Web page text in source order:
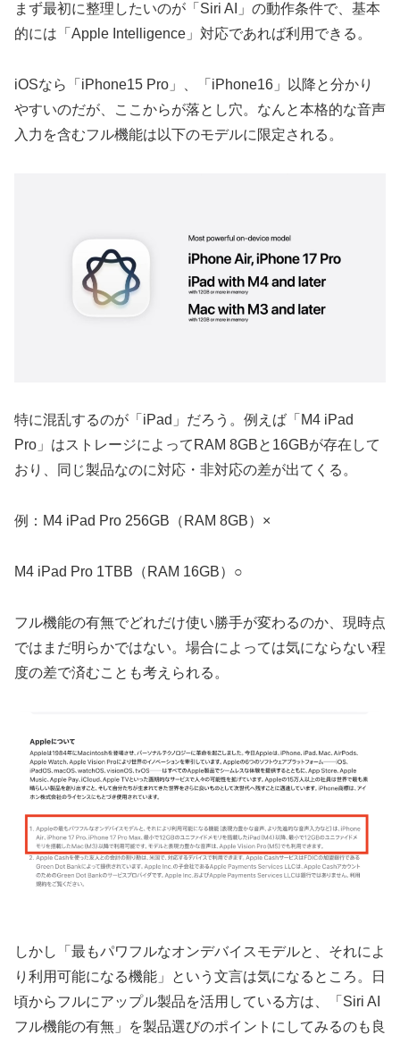
まず最初に整理したいのが「Siri AI」の動作条件で、基本
的には「Apple Intelligence」対応であれば利用できる。
iOSなら「iPhone15 Pro」、「iPhone16」以降と分かり
やすいのだが、ここからが落とし穴。なんと本格的な音声
入力を含むフル機能は以下のモデルに限定される。
特に混乱するのが「iPad」だろう。例えば「M4 iPad
Pro」はストレージによってRAM 8GBと16GBが存在して
おり、同じ製品なのに対応・非対応の差が出てくる。
例：M4 iPad Pro 256GB（RAM 8GB）×
M4 iPad Pro 1TBB（RAM 16GB）○
フル機能の有無でどれだけ使い勝手が変わるのか、現時点
ではまだ明らかではない。場合によっては気にならない程
度の差で済むことも考えられる。
しかし「最もパワフルなオンデバイスモデルと、それによ
り利用可能になる機能」という文言は気になるところ。日
頃からフルにアップル製品を活用している方は、「Siri AI
フル機能の有無」を製品選びのポイントにしてみるのも良